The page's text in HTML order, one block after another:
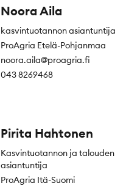
Noora Aila
kasvintuotannon asiantuntija
ProAgria Etelä-Pohjanmaa
noora.aila@proagria.fi
043 8269468
Pirita Hahtonen
Kasvintuotannon ja talouden
asiantuntija
ProAgria Itä-Suomi